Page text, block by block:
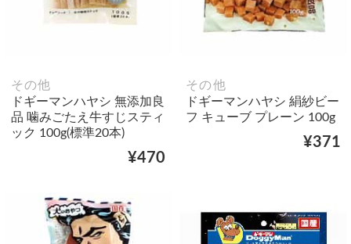
その他
ドギーマンハヤシ 無添加良
品 噛みごたえ牛すじスティ
ック 100g(標準20本)
¥470
その他
ドギーマンハヤシ 絹紗ビー
フ キューブ プレーン 100g
¥371